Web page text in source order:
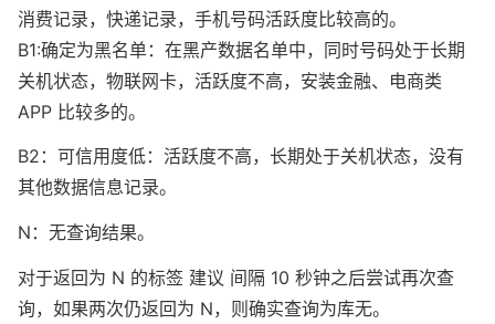
消费记录，快递记录，手机号码活跃度比较高的。
B1:确定为黑名单：在黑产数据名单中，同时号码处于长期
关机状态，物联网卡，活跃度不高，安装金融、电商类
APP 比较多的。
B2：可信用度低：活跃度不高，长期处于关机状态，没有
其他数据信息记录。
N：无查询结果。
对于返回为 N 的标签 建议 间隔 10 秒钟之后尝试再次查
询，如果两次仍返回为 N，则确实查询为库无。